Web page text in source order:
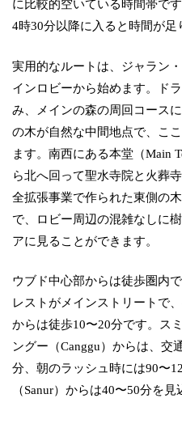
に比較的空いている時間帯で
4時30分以降に入ると時間が足
実用的なルートは、ジャラン
インロビーから始めます。ド
み、メインの森の周回コース
の木が自然な中間地点で、こ
ます。南西にある本堂（Main
ら北へ回って聖水寺院と火葬
全拡張事業で作られた東側の
で、ロビー周辺の混雑なしに
アに見ることができます。
ウブド中心部からは徒歩圏内
レストがメインストリートで
からは徒歩10〜20分です。ス
ングー（Canggu）からは、交
分、朝のラッシュ時には90〜
（Sanur）からは40〜50分を見